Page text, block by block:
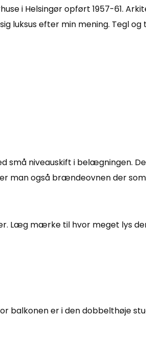
i Helsingør opført 1957-61.
luksus efter min mening. Tegl
små niveauskift i belægningen.
også brændeovnen der som
Læg mærke til hvor meget lys
balkonen er i den dobbelthøje